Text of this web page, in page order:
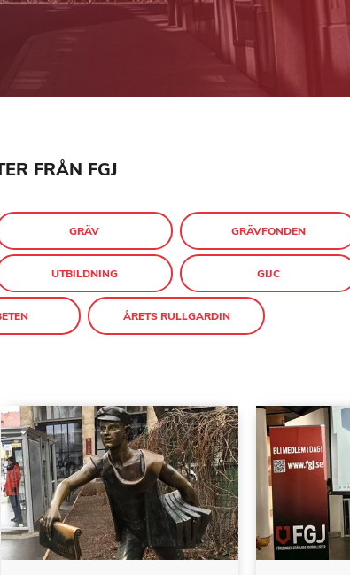
FRÅN FGJ
GRÄV GRÄVFONDEN
UTBILDNING GIJC
ÅRETS RULLGARDIN